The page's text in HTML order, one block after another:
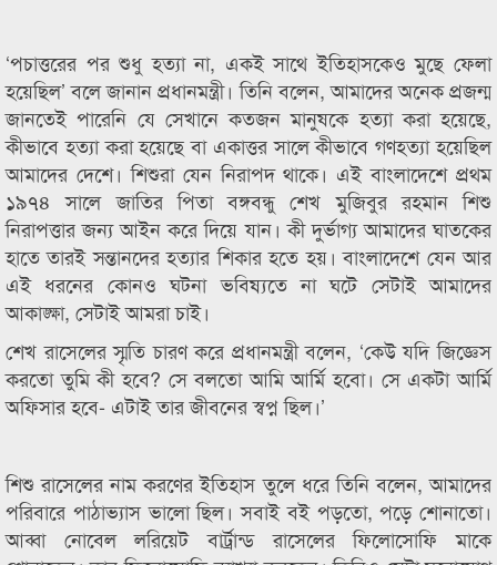
‘পচাত্তরের পর শুধু হত্যা না, একই সাথে ইতিহাসকেও মুছে ফেলা
হয়েছিল’ বলে জানান প্রধানমন্ত্রী। তিনি বলেন, আমাদের অনেক প্রজন্ম
জানতেই পারেনি যে সেখানে কতজন মানুষকে হত্যা করা হয়েছে,
কীভাবে হত্যা করা হয়েছে বা একাত্তর সালে কীভাবে গণহত্যা হয়েছিল
আমাদের দেশে। শিশুরা যেন নিরাপদ থাকে। এই বাংলাদেশে প্রথম
১৯৭৪ সালে জাতির পিতা বঙ্গবন্ধু শেখ মুজিবুর রহমান শিশু
নিরাপত্তার জন্য আইন করে দিয়ে যান। কী দুর্ভাগ্য আমাদের ঘাতকের
হাতে তারই সন্তানদের হত্যার শিকার হতে হয়। বাংলাদেশে যেন আর
এই ধরনের কোনও ঘটনা ভবিষ্যতে না ঘটে সেটাই আমাদের
আকাঙ্ক্ষা, সেটাই আমরা চাই।
শেখ রাসেলের স্মৃতি চারণ করে প্রধানমন্ত্রী বলেন, ‘কেউ যদি জিজ্ঞেস
করতো তুমি কী হবে? সে বলতো আমি আর্মি হবো। সে একটা আর্মি
অফিসার হবে- এটাই তার জীবনের স্বপ্ন ছিল।’
শিশু রাসেলের নাম করণের ইতিহাস তুলে ধরে তিনি বলেন, আমাদের
পরিবারে পাঠাভ্যাস ভালো ছিল। সবাই বই পড়তো, পড়ে শোনাতো।
আব্বা নোবেল লরিয়েট বার্ট্রান্ড রাসেলের ফিলোসোফি মাকে